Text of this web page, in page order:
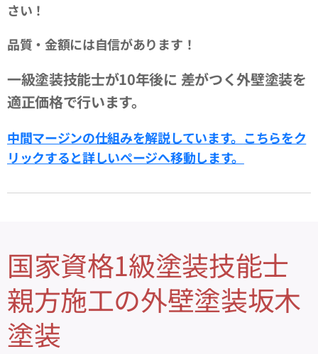
さい！
品質・金額には自信があります！
一級塗装技能士が10年後に 差がつく外壁塗装を
適正価格で行います。
中間マージンの仕組みを解説しています。 こちらをク
リックすると詳しいページへ移動します。
国家資格1級塗装技能士
親方施工の外壁塗装坂木
塗装